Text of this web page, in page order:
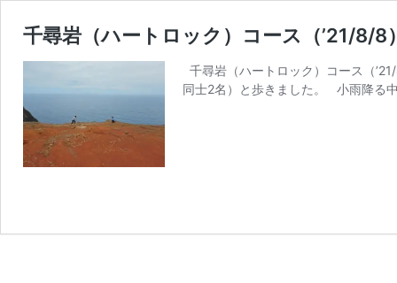
千尋岩（ハートロック）コース（’21/8/8
千尋岩（ハートロック）コース（
同士2名）と歩きました。 小雨降る